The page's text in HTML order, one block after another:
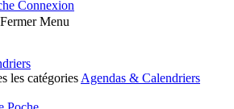
Connexion
Fermer Menu
les catégories Agendas & Calendriers